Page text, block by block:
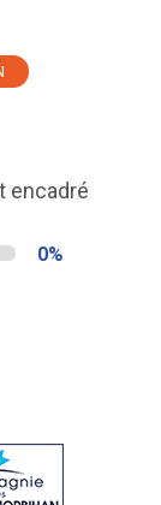
encadré
0%